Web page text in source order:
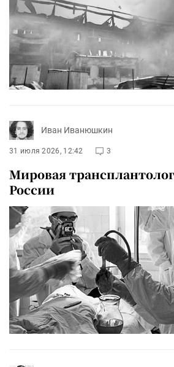
Иван Иванюшкин
31 июля 2026, 12:42 3
Мировая
России